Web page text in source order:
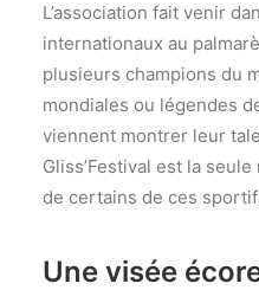
L’association fait venir
internationaux au
plusieurs champions du
mondiales ou légendes
viennent montrer leur
Gliss’Festival est la
de certains de ces
Une visée